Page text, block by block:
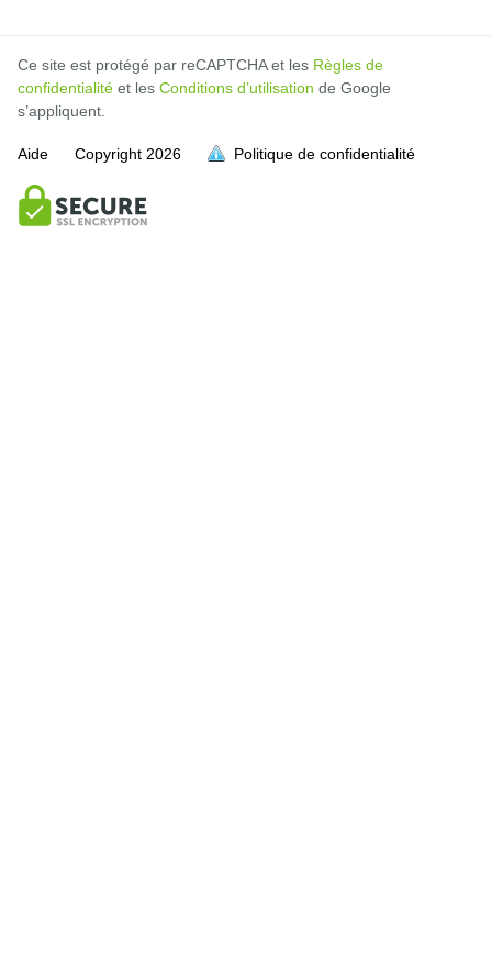
Ce site est protégé par reCAPTCHA et les Règles de
confidentialité et les Conditions d’utilisation de Google
s’appliquent.
Aide Copyright 2026 Politique de confidentialité